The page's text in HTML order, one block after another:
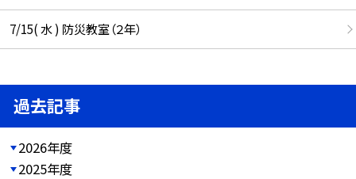
7/15( 水 ) 防災教室（２年）
過去記事
2026年度
2025年度